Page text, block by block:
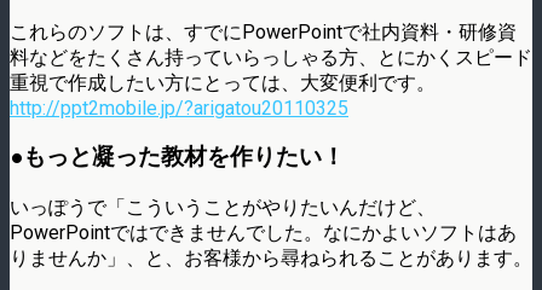
これらのソフトは、すでにPowerPointで社内資料・研修資
料などをたくさん持っていらっしゃる方、とにかくスピード
重視で作成したい方にとっては、大変便利です。
http://ppt2mobile.jp/?arigatou20110325
●もっと凝った教材を作りたい！
いっぽうで「こういうことがやりたいんだけど、
PowerPointではできませんでした。なにかよいソフトはあ
りませんか」、と、お客様から尋ねられることがあります。